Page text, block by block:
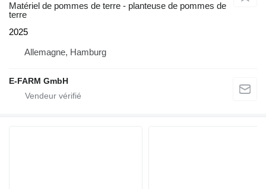
Matériel de pommes de terre - planteuse de pommes de
terre
2025
Allemagne, Hamburg
E-FARM GmbH